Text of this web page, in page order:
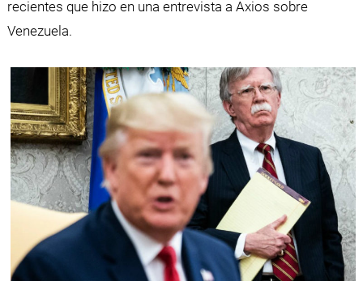
recientes que hizo en una entrevista a Axios sobre
Venezuela.